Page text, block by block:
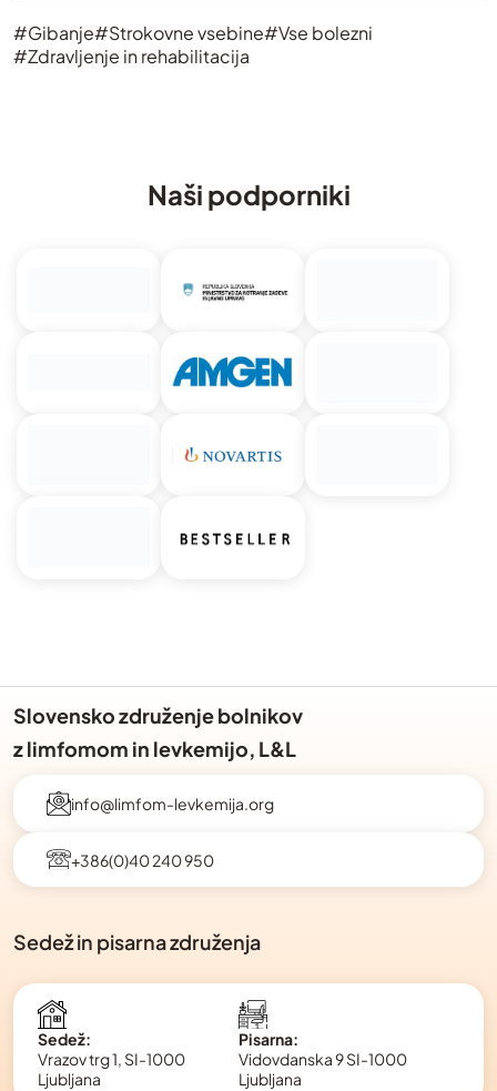
#Gibanje#Strokovne vsebine#Vse bolezni
#Zdravljenje in rehabilitacija
Naši podporniki
Slovensko združenje bolnikov
z limfomom in levkemijo, L&L
info@limfom-levkemija.org
+386(0)40 240 950
Sedež in pisarna združenja
Sedež:
Vrazov trg 1, SI-1000
Ljubljana
Pisarna:
Vidovdanska 9 SI-1000
Ljubljana